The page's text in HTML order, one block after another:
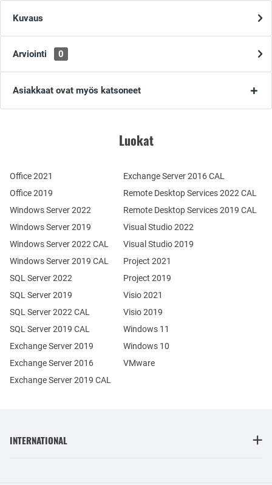
Kuvaus
Arviointi 0
Asiakkaat ovat myös katsoneet
Luokat
Office 2021
Office 2019
Windows Server 2022
Windows Server 2019
Exchange Server 2019
Exchange Server 2016
SQL Server 2022
SQL Server 2019
Windows Server 2022 CAL
Windows Server 2019 CAL
SQL Server 2022 CAL
SQL Server 2019 CAL
Remote Desktop Services 2022 CAL
Remote Desktop Services 2019 CAL
Exchange Server 2019 CAL
Exchange Server 2016 CAL
Visual Studio 2022
Visual Studio 2019
Project 2021
Project 2019
Visio 2021
Visio 2019
Windows 11
Windows 10
VMware
INTERNATIONAL